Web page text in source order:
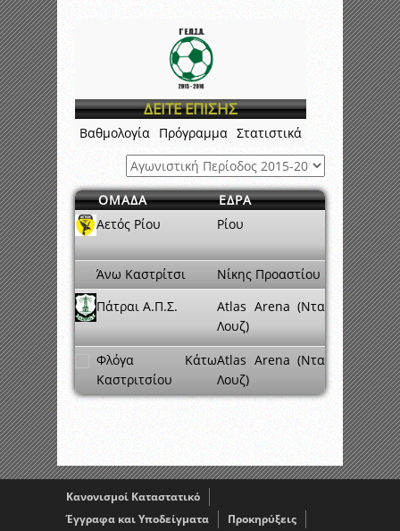
ΔΕΙΤΕ ΕΠΙΣΗΣ
Βαθμολογία Πρόγραμμα Στατιστικά
ΟΜΑΔΑ
ΕΔΡΑ
Αετός Ρίου
Ρίου
Άνω Καστρίτσι
Νίκης Προαστίου
Πάτραι Α.Π.Σ.
Atlas Arena (Ντα
Λουζ)
Φλόγα Κάτω
Καστριτσίου
Atlas Arena (Ντα
Λουζ)
Κανονισμοί Καταστατικό
Έγγραφα και Υποδείγματα
Προκηρύξεις